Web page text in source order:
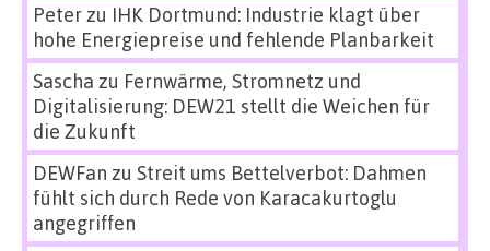
Peterzu IHK Dortmund: Industrie klagt über
hohe Energiepreise und fehlende Planbarkeit
Sascha zu Fernwärme, Stromnetz und
Digitalisierung: DEW21 stellt die Weichen für
die Zukunft
DEWFan zu Streit ums Bettelverbot: Dahmen
fühlt sich durch Rede von Karacakurtoglu
angegriffen